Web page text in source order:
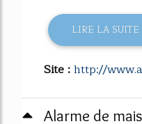
LIRE LA SUITE
Site :http://
Alarme de